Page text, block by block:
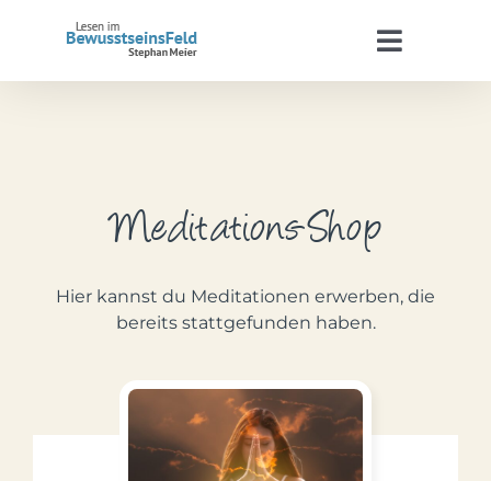
Toggle
BewusstseinsFeld
WooCommerce Warenkorb
Meditations-Shop
Hier kannst du Meditationen erwerben, die
bereits stattgefunden haben.